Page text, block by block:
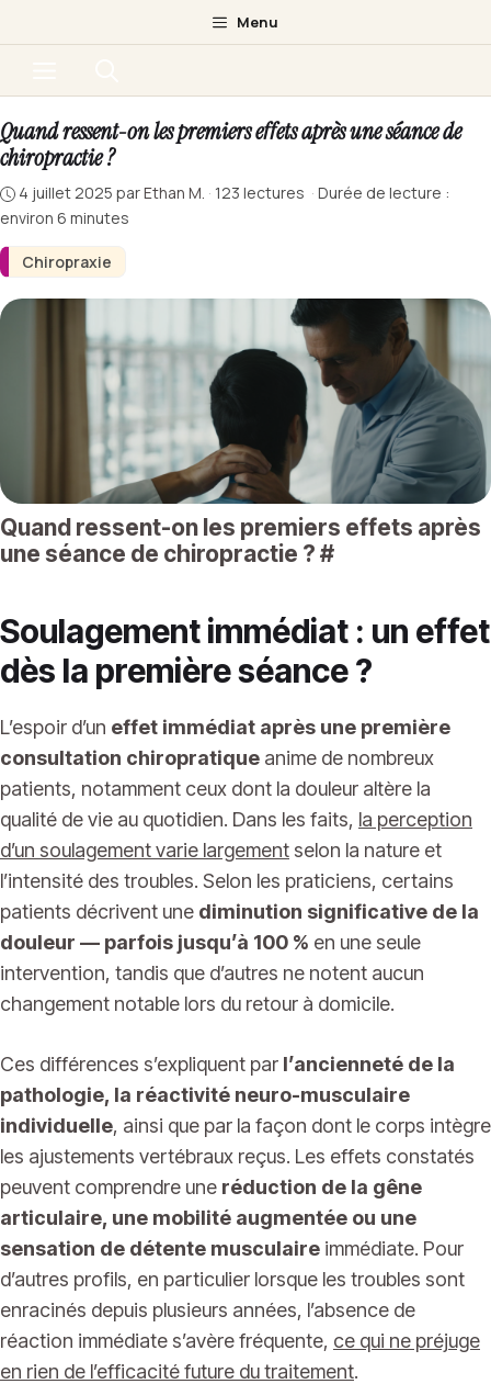
au
Menu
Chiropraxie
Quand ressent-on les premiers effets après une séance de
chiropractie ?
4 juillet 2025 parEthan M. · 123 lectures · Durée de lecture :
environ 6 minutes
Quand ressent-on les premiers effets après
une séance de chiropractie ? #
Soulagement immédiat : un effet
dès la première séance ?
L’espoir d’un effet immédiat après une première
consultation chiropratique anime de nombreux
patients, notamment ceux dont la douleur altère la
qualité de vie au quotidien. Dans les faits, la perception
d’un soulagement varie largement selon la nature et
l’intensité des troubles. Selon les praticiens, certains
patients décrivent une diminution significative de la
douleur — parfois jusqu’à 100 % en une seule
intervention, tandis que d’autres ne notent aucun
changement notable lors du retour à domicile.
Ces différences s’expliquent par l’ancienneté de la
pathologie, la réactivité neuro-musculaire
individuelle, ainsi que par la façon dont le corps intègre
les ajustements vertébraux reçus. Les effets constatés
peuvent comprendre une réduction de la gêne
articulaire, une mobilité augmentée ou une
sensation de détente musculaire immédiate. Pour
d’autres profils, en particulier lorsque les troubles sont
enracinés depuis plusieurs années, l’absence de
réaction immédiate s’avère fréquente, ce qui ne préjuge
en rien de l’efficacité future du traitement.